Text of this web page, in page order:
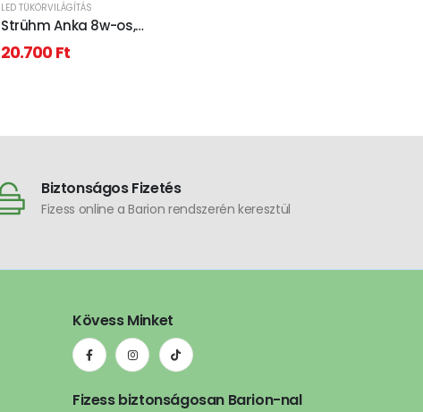
LED TÜKÖRVILÁGÍTÁS
Strühm Anka 8w-os,
570 lm, 45X400 mm
natúr fehér króm színű
20.700Ft
Biztonságos Fizetés
Fizess online a Barion rendszerén keresztül
Kövess Minket
Fizess biztonságosan Barion-nal